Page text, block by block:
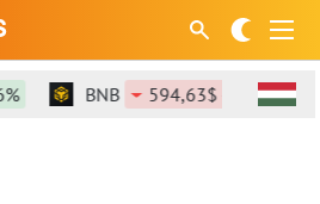
BNB 594,63$ -0,98%